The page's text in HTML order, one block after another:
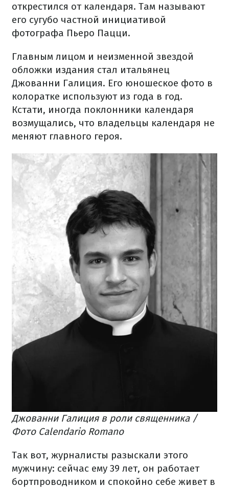
открестился от календаря. Там называют
его сугубо частной инициативой
фотографа Пьеро Пацци.
Главным лицом и неизменной звездой
обложки издания стал итальянец
Джованни Галиция. Его юношеское фото в
колоратке используют из года в год.
Кстати, иногда поклонники календаря
возмущались, что владельцы календаря не
меняют главного героя.
Джованни Галиция в роли священника /
Фото Calendario Romano
Так вот, журналисты разыскали этого
мужчину: сейчас ему 39 лет, он работает
бортпроводником и спокойно себе живет в